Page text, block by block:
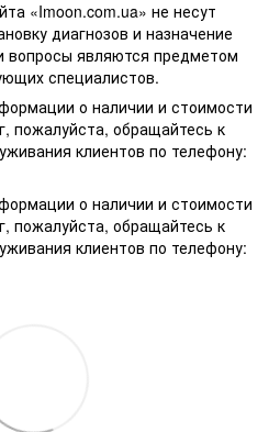
«Imoon.com.ua» не несут
диагнозов и назначение
вопросы являются предметом
специалистов.
о наличии и стоимости
пожалуйста, обращайтесь к
клиентов по телефону:
о наличии и стоимости
пожалуйста, обращайтесь к
клиентов по телефону: